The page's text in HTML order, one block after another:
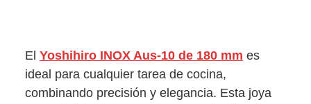
El Yoshihiro INOX Aus-10 de 180 mm es
ideal para cualquier tarea de cocina,
combinando precisión y elegancia. Esta joya